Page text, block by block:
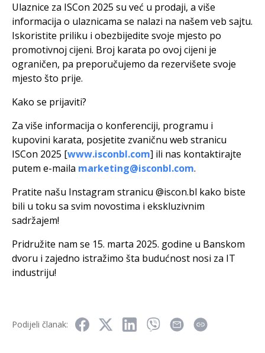
Ulaznice za ISCon 2025 su već u prodaji, a više
informacija o ulaznicama se nalazi na našem veb sajtu.
Iskoristite priliku i obezbijedite svoje mjesto po
promotivnoj cijeni. Broj karata po ovoj cijeni je
ograničen, pa preporučujemo da rezervišete svoje
mjesto što prije.
Kako se prijaviti?
Za više informacija o konferenciji, programu i
kupovini karata, posjetite zvaničnu web stranicu
ISCon 2025 [www.isconbl.com] ili nas kontaktirajte
putem e-maila marketing@isconbl.com.
Pratite našu Instagram stranicu @iscon.bl kako biste
bili u toku sa svim novostima i ekskluzivnim
sadržajem!
Pridružite nam se 15. marta 2025. godine u Banskom
dvoru i zajedno istražimo šta budućnost nosi za IT
industriju!
Podijeli članak: